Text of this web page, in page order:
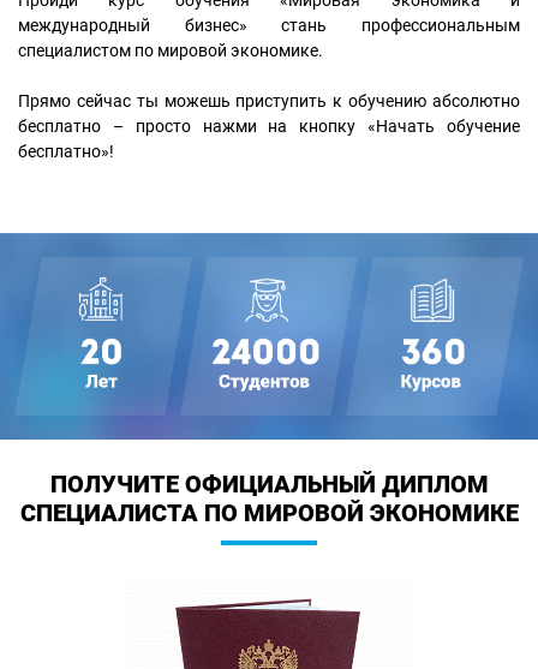
международный бизнес» стань профессиональным
специалистом по мировой экономике.
Прямо сейчас ты можешь приступить к обучению абсолютно
бесплатно – просто нажми на кнопку «Начать обучение
бесплатно»!
ПОЛУЧИТЕ ОФИЦИАЛЬНЫЙ ДИПЛОМ
СПЕЦИАЛИСТА ПО МИРОВОЙ ЭКОНОМИКЕ